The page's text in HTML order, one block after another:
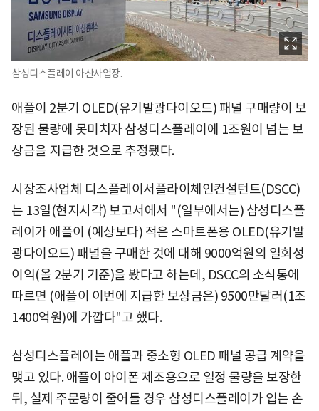
삼성디스플레이 아산사업장.
애플이 2분기 OLED(유기발광다이오드) 패널 구매량이 보
장된 물량에 못미치자 삼성디스플레이에 1조원이 넘는 보
상금을 지급한 것으로 추정됐다.
시장조사업체 디스플레이서플라이체인컨설턴트(DSCC)
는 13일(현지시각) 보고서에서 "(일부에서는) 삼성디스플
레이가 애플이 (예상보다) 적은 스마트폰용 OLED(유기발
광다이오드) 패널을 구매한 것에 대해 9000억원의 일회성
이익(올 2분기 기준)을 봤다고 하는데, DSCC의 소식통에
따르면 (애플이 이번에 지급한 보상금은) 9500만달러(1조
1400억원)에 가깝다"고 했다.
삼성디스플레이는 애플과 중소형 OLED 패널 공급 계약을
맺고 있다. 애플이 아이폰 제조용으로 일정 물량을 보장한
뒤, 실제 주문량이 줄어들 경우 삼성디스플레이가 입는 손